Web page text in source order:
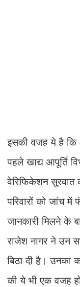
इसकी वजह ये है
पहले खाद्य आपूर्ति
वेरिफिकेशन सुरवात
परिवारों को जांच
जानकारी मिलने के
राजेश नागर ने उन
बिठा दी है। उनका
की ये भी एक वजह